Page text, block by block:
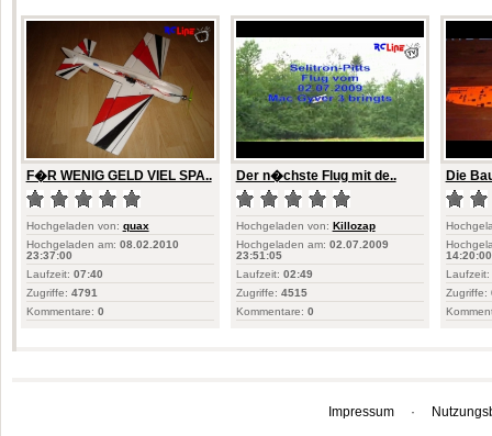
F�R WENIG GELD VIEL SPA..
Hochgeladen von: quax
Hochgeladen am: 08.02.2010
23:37:00
Laufzeit: 07:40
Zugriffe: 4791
Kommentare: 0
Der n�chste Flug mit de..
Hochgeladen von: Killozap
Hochgeladen am: 02.07.2009
23:51:05
Laufzeit: 02:49
Zugriffe: 4515
Kommentare: 0
Die
14:20:00
Laufzeit:
Zugriffe:
Impressum ·